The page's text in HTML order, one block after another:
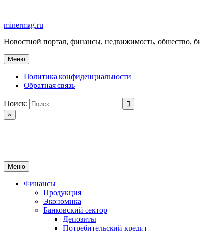
содержимому
minermag.ru
Новостной портал, финансы, недвижимость, общество,
Меню
Политика конфиденциальности
Обратная связь
Поиск:
×
Меню
Финансы
Продукция
Экономика
Банковский сектор
Депозиты
Потребительский кредит